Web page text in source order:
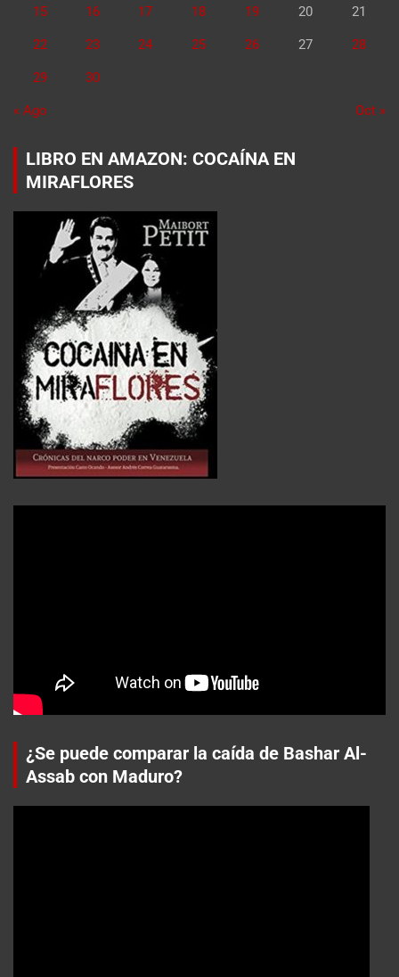
15 16 17 18 19 20 21
22 23 24 25 26 27 28
29 30
« Ago Oct »
LIBRO EN AMAZON: COCAÍNA EN
MIRAFLORES
¿Se puede comparar la caída de Bashar Al-
Assab con Maduro?